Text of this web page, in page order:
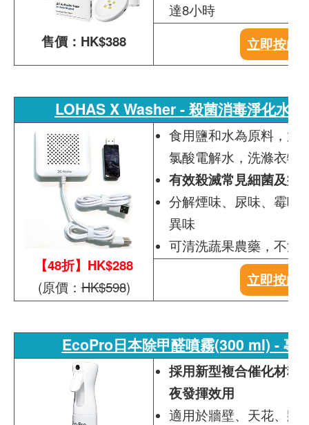
售價：HK$388
達8小時
立即按此
LOHAS X Washer - 殺菌消毒淨化水
【48折】HK$288
(原價：HK$598)
食用鹽和水為原料，放
氯酸電解水，洗滌衣物
有效殺滅常見細菌及病
分解煙味、尿味、霉味
異味
可清洗蔬果農藥，不污
立即按此
EcoPro日本除甲醛噴霧(300 ml) -專
採用新型複合催化材料
夜發揮效用
適用於牆壁、天花、牆